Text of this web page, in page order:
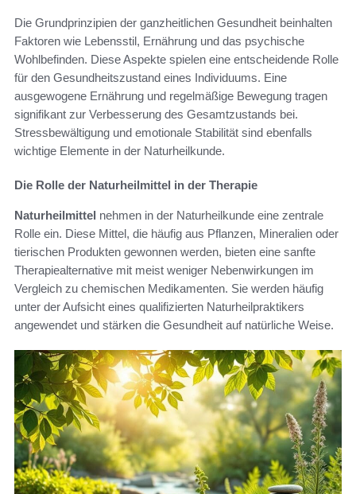
Die Grundprinzipien der ganzheitlichen Gesundheit beinhalten
Faktoren wie Lebensstil, Ernährung und das psychische
Wohlbefinden. Diese Aspekte spielen eine entscheidende Rolle
für den Gesundheitszustand eines Individuums. Eine
ausgewogene Ernährung und regelmäßige Bewegung tragen
signifikant zur Verbesserung des Gesamtzustands bei.
Stressbewältigung und emotionale Stabilität sind ebenfalls
wichtige Elemente in der Naturheilkunde.
Die Rolle der Naturheilmittel in der Therapie
Naturheilmittel nehmen in der Naturheilkunde eine zentrale
Rolle ein. Diese Mittel, die häufig aus Pflanzen, Mineralien oder
tierischen Produkten gewonnen werden, bieten eine sanfte
Therapiealternative mit meist weniger Nebenwirkungen im
Vergleich zu chemischen Medikamenten. Sie werden häufig
unter der Aufsicht eines qualifizierten Naturheilpraktikers
angewendet und stärken die Gesundheit auf natürliche Weise.